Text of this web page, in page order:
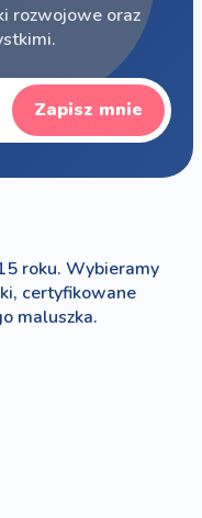
rozwojowe oraz
Zapisz mnie
roku. Wybieramy
certyfikowane
maluszka.